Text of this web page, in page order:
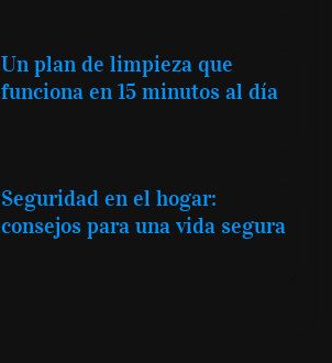
Un plan de limpieza que
funciona en 15 minutos al día
Seguridad en el hogar:
consejos para una vida segura